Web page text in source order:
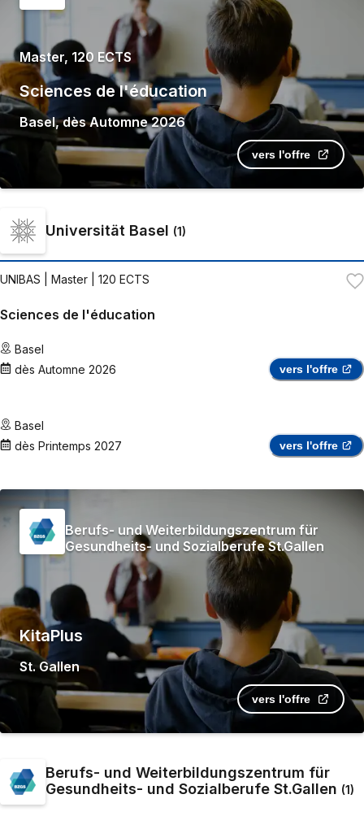
Master, 120 ECTS
Sciences de l'éducation
Basel,dès Automne 2026
vers l'offre
Universität Basel (1)
UNIBAS | Master | 120 ECTS
Sciences de l'éducation
Basel
dès Automne 2026 vers l'offre
Basel
dès Printemps 2027 vers l'offre
Berufs- und Weiterbildungszentrum für
Gesundheits- und Sozialberufe St.Gallen
KitaPlus
St. Gallen
vers l'offre
Berufs- und Weiterbildungszentrum für
Gesundheits- und Sozialberufe St.Gallen (1)